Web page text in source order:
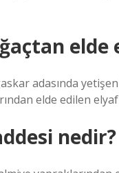
elde
adasında
elde edilen
nedir?